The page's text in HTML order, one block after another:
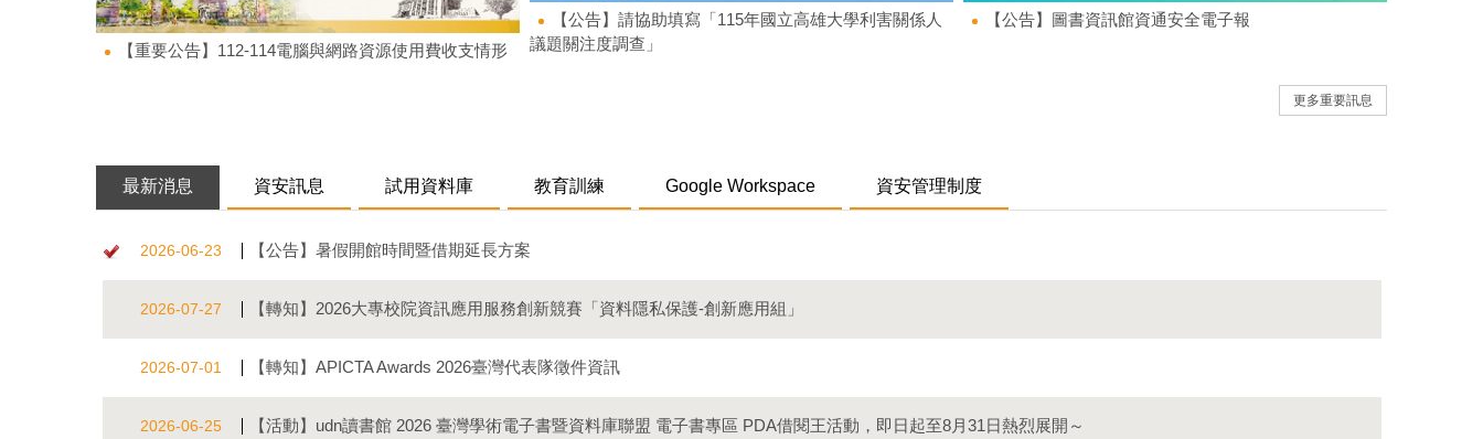
【重要公告】112-114電腦與網路資源使用費收支情形
【公告】請協助填寫「115年國立高雄大學利害關係人
議題關注度調查」
【公告】圖書資訊館資通安全電子報
更多重要訊息
最新消息 資安訊息 試用資料庫 教育訓練 Google Workspace 資安管理制度
2026-06-23 【公告】暑假開館時間暨借期延長方案
2026-07-27 【轉知】2026大專校院資訊應用服務創新競賽「資料隱私保護-創新應用組」
2026-07-01 【轉知】APICTA Awards 2026臺灣代表隊徵件資訊
2026-06-25 【活動】udn讀書館 2026 臺灣學術電子書暨資料庫聯盟 電子書專區 PDA借閱王活動，即日起至8月31日熱烈展開～